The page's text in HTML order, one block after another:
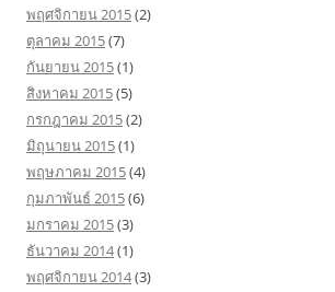
พฤศจิกายน 2015(2)
ตุลาคม 2015(7)
กันยายน 2015(1)
สิงหาคม 2015(5)
กรกฎาคม 2015(2)
มิถุนายน 2015(1)
พฤษภาคม 2015(4)
กุมภาพันธ์ 2015(6)
มกราคม 2015(3)
ธันวาคม 2014(1)
พฤศจิกายน 2014(3)